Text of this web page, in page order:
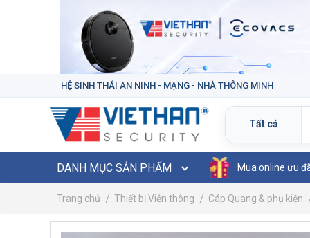
HỆ SINH THÁI AN NINH - MẠNG - NHÀ THÔNG MINH
DANH MỤC SẢN PHẨM Mua online ưu
Trang chủ Thiết bị Viễn thông Cáp Quang & phụ kiện